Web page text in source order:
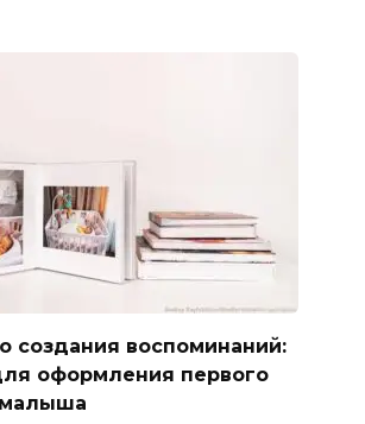
создания воспоминаний:
оформления первого